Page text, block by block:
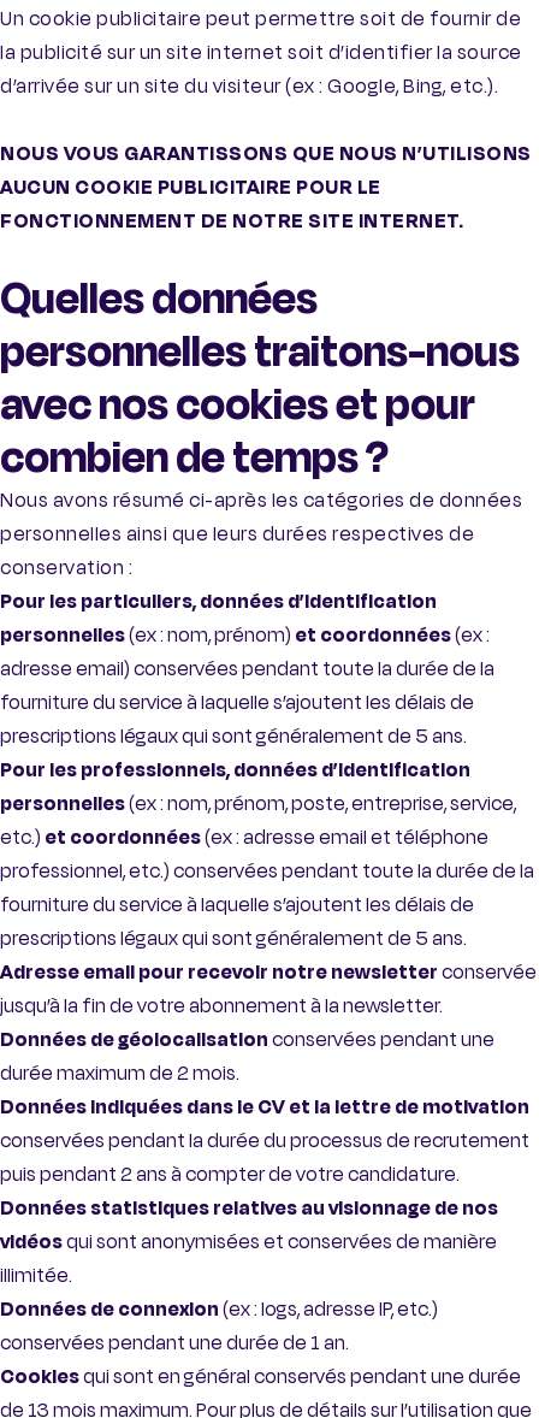
Un cookie publicitaire peut permettre soit de fournir de
la publicité sur un site internet soit d’identifier la source
d’arrivée sur un site du visiteur (ex : Google, Bing, etc.).
NOUS VOUS GARANTISSONS QUE NOUS N’UTILISONS
AUCUN COOKIE PUBLICITAIRE POUR LE
FONCTIONNEMENT DE NOTRE SITE INTERNET.
Quelles données
personnelles traitons-nous
avec nos cookies et pour
combien de temps ?
Nous avons résumé ci-après les catégories de données
personnelles ainsi que leurs durées respectives de
conservation :
Pour les particuliers, données d’identification
personnelles(ex : nom, prénom) et coordonnées(ex :
adresse email) conservées pendant toute la durée de la
fourniture du service à laquelle s’ajoutent les délais de
prescriptions légaux qui sont généralement de 5 ans.
Pour les professionnels, données d’identification
personnelles(ex : nom, prénom, poste, entreprise, service,
etc.) et coordonnées(ex : adresse email et téléphone
professionnel, etc.) conservées pendant toute la durée de la
fourniture du service à laquelle s’ajoutent les délais de
prescriptions légaux qui sont généralement de 5 ans.
Adresse email pour recevoir notre newsletterconservée
jusqu’à la fin de votre abonnement à la newsletter.
Données de géolocalisationconservées pendant une
durée maximum de 2 mois.
Données indiquées dans le CV et la lettre de motivation
conservées pendant la durée du processus de recrutement
puis pendant 2 ans à compter de votre candidature.
Données statistiques relatives au visionnage de nos
vidéosqui sont anonymisées et conservées de manière
illimitée.
Données de connexion(ex : logs, adresse IP, etc.)
conservées pendant une durée de 1 an.
Cookiesqui sont en général conservés pendant une durée
de 13 mois maximum. Pour plus de détails sur l’utilisation que